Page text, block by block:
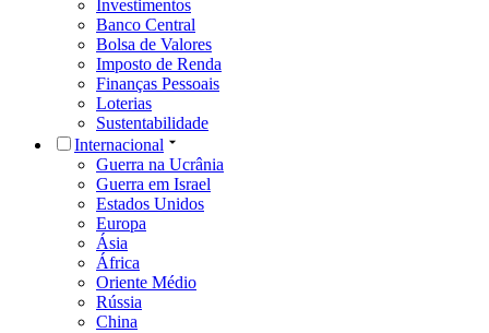
Investimentos
Banco Central
Bolsa de Valores
Imposto de Renda
Finanças Pessoais
Loterias
Sustentabilidade
Internacional
Guerra na Ucrânia
Guerra em Israel
Estados Unidos
Europa
Ásia
África
Oriente Médio
Rússia
China